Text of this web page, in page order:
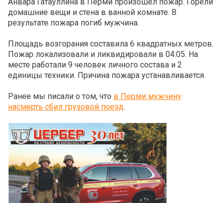
Анвара Гатауллина в Перми произошел пожар. Горели
домашние вещи и стена в ванной комнате. В
результате пожара погиб мужчина.
Площадь возгорания составила 6 квадратных метров.
Пожар локализовали и ликвидировали в 04:05. На
месте работали 9 человек личного состава и 2
единицы техники. Причина пожара устанавливается.
Ранее мы писали о том, что в Перми мужчину
насмерть сбил грузовой поезд.